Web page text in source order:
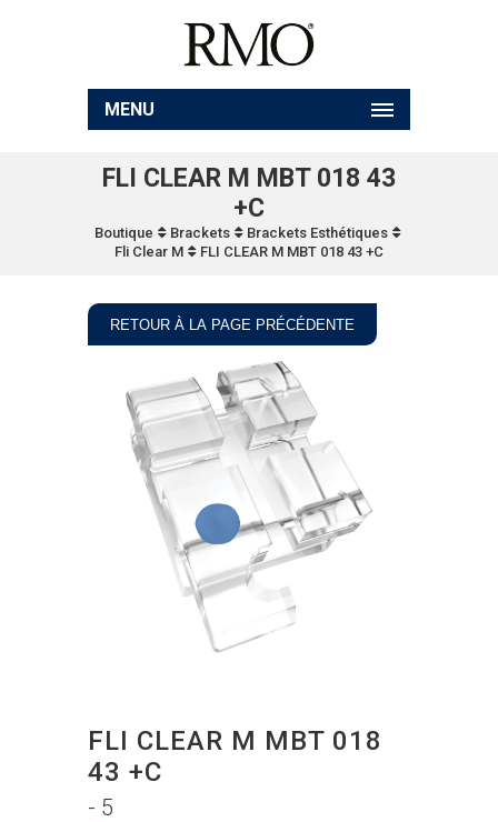
MENU
FLI CLEAR M MBT 018 43
+C
Boutique Brackets
Brackets Esthétiques
Fli Clear M
FLI CLEAR M MBT 018 43 +C
RETOUR À LA PAGE PRÉCÉDENTE
FLI CLEAR M MBT 018
43 +C
- 5